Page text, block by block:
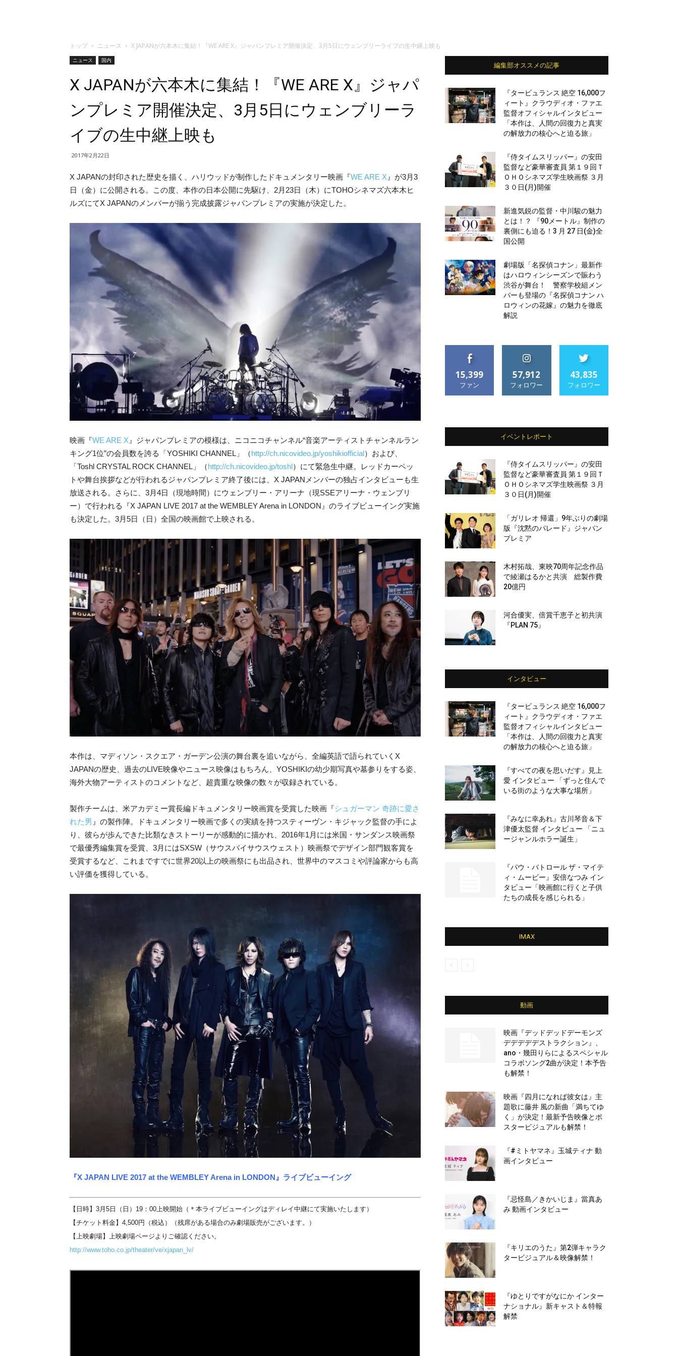
トップ ニュース X JAPANが六本木に集結！『WE ARE X』ジャパンプレミア開催決定、3月5日にウェンブリーライブの生中継上映も
ニュース 国内
X JAPANが六本木に集結！『WE ARE X』ジャパ
ンプレミア開催決定、3月5日にウェンブリーラ
イブの生中継上映も
2017年2月22日
X JAPANの封印された歴史を描く、ハリウッドが制作したドキュメンタリー映画『WE ARE X 』が3月3
日（金）に公開される。この度、本作の日本公開に先駆け、2月23日（木）にTOHOシネマズ六本木ヒ
ルズにてX JAPANのメンバーが揃う完成披露ジャパンプレミアの実施が決定した。
映画『WE ARE X 』ジャパンプレミアの模様は、ニコニコチャンネル“音楽アーティストチャンネルラン
キング1位”の会員数を誇る「YOSHIKI CHANNEL」（http://ch.nicovideo.jp/yoshikiofficial）および、
「Toshl CRYSTAL ROCK CHANNEL」（http://ch.nicovideo.jp/toshl）にて緊急生中継。レッドカーペッ
トや舞台挨拶などが行われるジャパンプレミア終了後には、X JAPANメンバーの独占インタビューも生
放送される。さらに、3月4日（現地時間）にウェンブリー・アリーナ（現SSEアリーナ・ウェンブリ
ー）で行われる『X JAPAN LIVE 2017 at the WEMBLEY Arena in LONDON』のライブビューイング実施
も決定した。3月5日（日）全国の映画館で上映される。
本作は、マディソン・スクエア・ガーデン公演の舞台裏を追いながら、全編英語で語られていくX
JAPANの歴史、過去のLIVE映像やニュース映像はもちろん、YOSHIKIの幼少期写真や墓参りをする姿、
海外大物アーティストのコメントなど、超貴重な映像の数々が収録されている。
製作チームは、米アカデミー賞長編ドキュメンタリー映画賞を受賞した映画『シュガーマン 奇跡に愛さ
れた男 』の製作陣。ドキュメンタリー映画で多くの実績を持つスティーヴン・キジャック監督の手によ
り、彼らが歩んできた比類なきストーリーが感動的に描かれ、2016年1月には米国・サンダンス映画祭
で最優秀編集賞を受賞、3月にはSXSW（サウスバイサウスウェスト）映画祭でデザイン部門観客賞を
受賞するなど、これまですでに世界20以上の映画祭にも出品され、世界中のマスコミや評論家からも高
い評価を獲得している。
『X JAPAN LIVE 2017 at the WEMBLEY Arena in LONDON』ライブビューイング
【日時】3月5日（日）19：00上映開始（＊本ライブビューイングはディレイ中継にて実施いたします）
【チケット料金】4,500円（税込）（残席がある場合のみ劇場販売がございます。）
【上映劇場】上映劇場ページよりご確認ください。
http://www.toho.co.jp/theater/ve/xjapan_lv/
編集部オススメの記事
『タービュランス 絶空 16,000フ
ィート』クラウディオ・ファエ
監督オフィシャルインタビュー
「本作は、人間の回復力と真実
の解放力の核心へと迫る旅」
『侍タイムスリッパー』の安田
監督など豪華審査員 第１９回Ｔ
ＯＨＯシネマズ学生映画祭 ３月
３０日(月)開催
新進気鋭の監督・中川駿の魅力
とは！？ 『90メートル』制作の
裏側にも迫る！3 月 27 日(金)全
国公開
劇場版「名探偵コナン」最新作
はハロウィンシーズンで賑わう
渋谷が舞台！ 警察学校組メン
バーも登場の『名探偵コナン ハ
ロウィンの花嫁』の魅力を徹底
解説
15,399
ファン
57,912
フォロワー
43,835
フォロワー
イベントレポート
『侍タイムスリッパー』の安田
監督など豪華審査員 第１９回Ｔ
ＯＨＯシネマズ学生映画祭 ３月
３０日(月)開催
「ガリレオ 帰還」9年ぶりの劇場
版『沈黙のパレード』ジャパン
プレミア
木村拓哉、東映70周年記念作品
で綾瀬はるかと共演 総製作費
20億円
河合優実、倍賞千恵子と初共演
『PLAN 75』
インタビュー
『タービュランス 絶空 16,000フ
ィート』クラウディオ・ファエ
監督オフィシャルインタビュー
「本作は、人間の回復力と真実
の解放力の核心へと迫る旅」
『すべての夜を思いだす』見上
愛 インタビュー 「ずっと住んで
いる街のような大事な場所」
『みなに幸あれ』古川琴音＆下
津優太監督 インタビュー 「ニュ
ージャンルホラー誕生」
『パウ・パトロール ザ・マイテ
ィ・ムービー』安倍なつみ イン
タビュー「映画館に行くと子供
たちの成長を感じられる」
IMAX
動画
映画『デッドデッドデーモンズ
デデデデデストラクション』、
ano・幾田りらによるスペシャル
コラボソング2曲が決定！本予告
も解禁！
映画『四月になれば彼女は』主
題歌に藤井 風の新曲「満ちてゆ
く」が決定！最新予告映像とポ
スタービジュアルも解禁！
『#ミトヤマネ』玉城ティナ 動
画インタビュー
『忌怪島／きかいじま』當真あ
み 動画インタビュー
『キリエのうた』第2弾キャラク
タービジュアル＆映像解禁！
『ゆとりですがなにか インター
ナショナル』新キャスト＆特報
解禁